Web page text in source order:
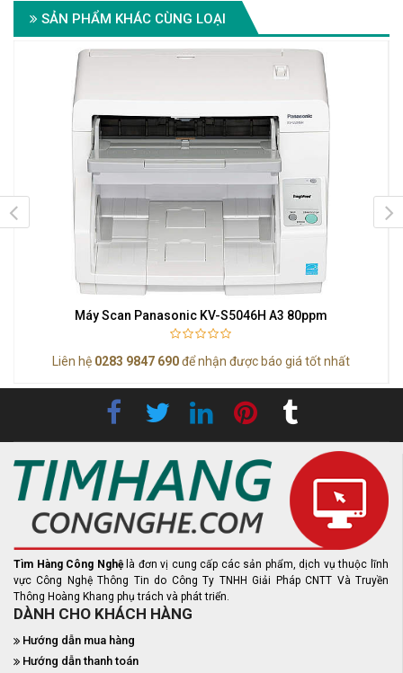
SẢN PHẨM KHÁC CÙNG LOẠI
Máy Scan Panasonic KV-S5046H A3 80ppm
Liên hệ 0283 9847 690để nhận được báo giá tốt nhất
Tìm Hàng Công Nghệ là đơn vị cung cấp các sản phẩm, dịch vụ thuộc lĩnh
vực Công Nghệ Thông Tin do Công Ty TNHH Giải Pháp CNTT Và Truyền
Thông Hoàng Khang phụ trách và phát triển.
DÀNH CHO KHÁCH HÀNG
Hướng dẫn mua hàng
Hướng dẫn thanh toán